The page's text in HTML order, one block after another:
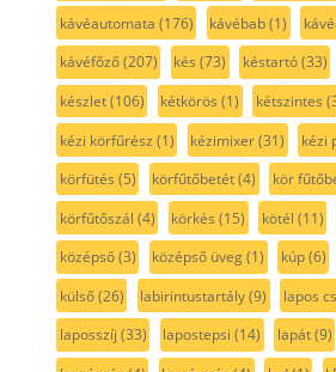
kávéautomata (176) kávébab(1)
kávéfőző(207) kés (73) késtartó(33)
készlet(106) kétkörös (1) kétszintes
kézi körfűrész (1) kézimixer(31) kézi
körfütés (5) körfűtőbetét(4) kör
körfűtőszál (4) körkés (15) kötél (11)
középső(3) középső üveg(1) kúp(6)
külső(26) labirintustartály(9) lapos
laposszíj (33) lapostepsi (14) lapát(9)